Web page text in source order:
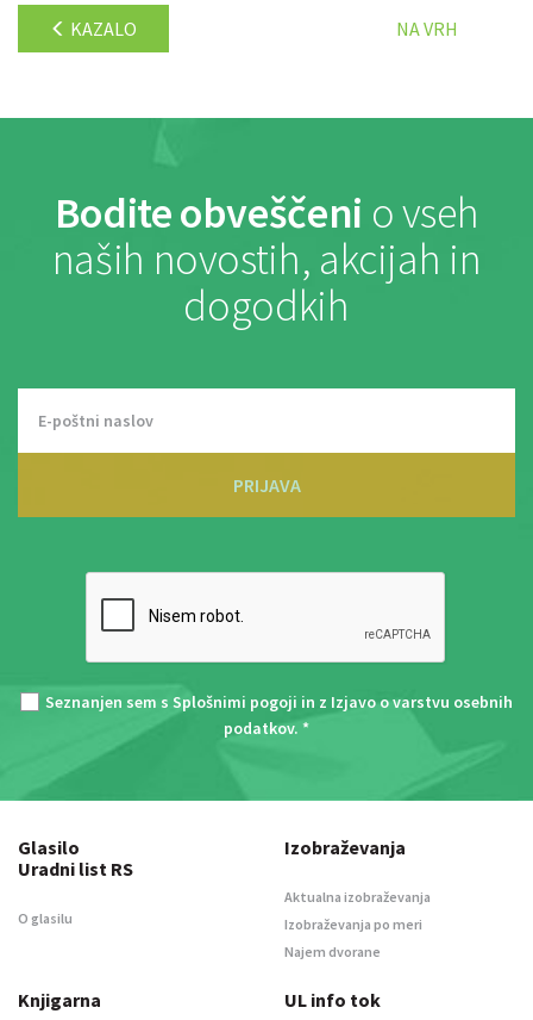
KAZALO NA VRH
Bodite obveščeni o vseh
naših novostih, akcijah in
dogodkih
PRIJAVA
Seznanjen sem s Splošnimi pogoji in z Izjavo o varstvu osebnih
podatkov. *
Glasilo
Uradni list RS
O glasilu
Izobraževanja
Aktualna izobraževanja
Izobraževanja po meri
Najem dvorane
Knjigarna UL info tok